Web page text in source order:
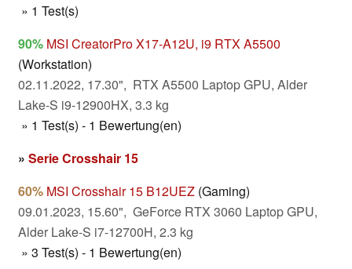
» 1 Test(s)
90% MSI CreatorPro X17-A12U, i9 RTX A5500
(Workstation)
02.11.2022, 17.30", RTX A5500 Laptop GPU, Alder
Lake-S i9-12900HX, 3.3 kg
» 1 Test(s) - 1 Bewertung(en)
» Serie Crosshair 15
60% MSI Crosshair 15 B12UEZ (Gaming)
09.01.2023, 15.60", GeForce RTX 3060 Laptop GPU,
Alder Lake-S i7-12700H, 2.3 kg
» 3 Test(s) - 1 Bewertung(en)